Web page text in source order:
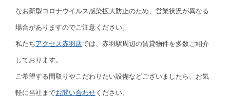
なお新型コロナウイルス感染拡大防止のため、営業状況が異なる
場合がありますのでご注意ください。
私たちアクセス赤羽店では、赤羽駅周辺の賃貸物件を多数ご紹介
しております。
ご希望する間取りやこだわりたい設備などございましたら、お気
軽に当社までお問い合わせ ください。